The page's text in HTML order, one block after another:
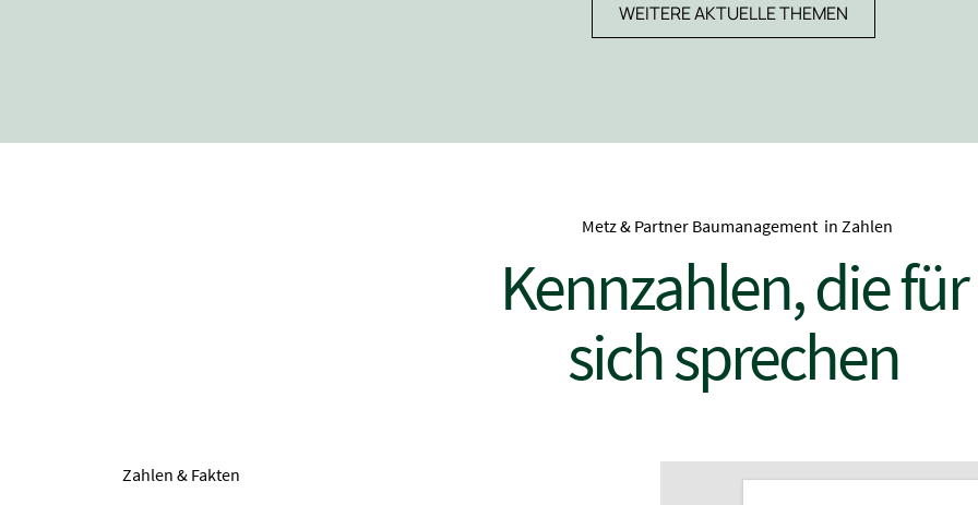
WEITERE AKTUELLE THEMEN
Metz & Partner Baumanagement in Zahlen
Kennzahlen, die für
sich sprechen
Zahlen & Fakten